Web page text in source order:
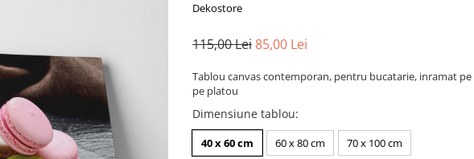
Dekostore
115,00 Lei85,00 Lei
Tablou canvas contemporan, pentru bucatarie, inramat
pe platou
Dimensiune tablou:
40 x 60 cm 60 x 80 cm 70 x 100 cm